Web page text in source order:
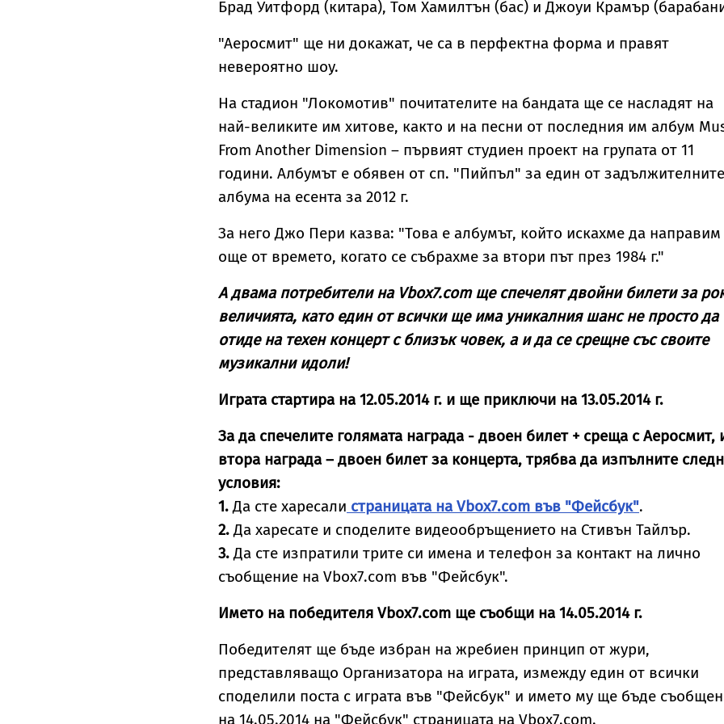
Брад Уитфорд (китара), Том Хамилтън (бас) и Джоуи Крамър
"Аеросмит" ще ни докажат, че са в перфектна форма и правят
невероятно шоу.
На стадион "Локомотив" почитателите на бандата ще се насладят на
най-великите им хитове, както и на песни от последния им албум
From Another Dimension – първият студиен проект на групата от 11
години. Албумът е обявен от сп. "Пийпъл" за един от
албума на есента за 2012 г.
За него Джо Пери казва: "Това е албумът, който искахме да направим
още от времето, когато се събрахме за втори път през 1984 г."
А двама потребители на Vbox7.com ще спечелят двойни билети за
величията, като един от всички ще има уникалния шанс не просто да
отиде на техен концерт с близък човек, а и да се срещне със своите
музикални идоли!
Играта стартира на 12.05.2014 г. и ще приключи на 13.05.2014 г.
За да спечелите голямата награда - двоен билет + среща с Аеросмит,
втора награда – двоен билет за концерта, трябва да изпълните
условия:
1. Да сте харесали страницата на Vbox7.com във "Фейсбук".
2. Да харесате и споделите видеообръщението на Стивън Тайлър.
3. Да сте изпратили трите си имена и телефон за контакт на лично
съобщение на Vbox7.com във "Фейсбук".
Името на победителя Vbox7.com ще съобщи на 14.05.2014 г.
Победителят ще бъде избран на жребиен принцип от жури,
представляващо Организатора на играта, измежду един от всички
споделили поста с играта във "Фейсбук" и името му ще бъде
на 14.05.2014 на "Фейсбук" страницата на Vbox7.com.